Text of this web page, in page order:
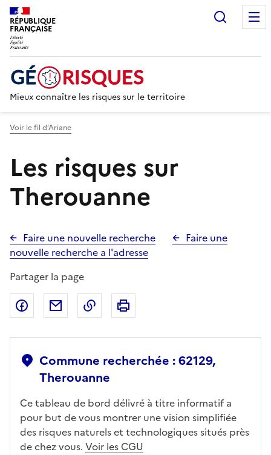
RÉPUBLIQUE
FRANÇAISE
Mieux connaître les risques sur le territoire
Voir le fil d’Ariane
Les risques sur
Therouanne
Faire une nouvelle recherche
Faire une
nouvelle recherche a l'adresse
Partager la page
Partager sur Facebook
Partager par emailCopier dans le presse-papier
Commune recherchée : 62129,
Therouanne
Ce tableau de bord délivré à titre informatif a
pour but de vous montrer une vision simplifiée
des risques naturels et technologiques situés près
de chez vous. Voir les CGU